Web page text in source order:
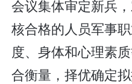
会议集体审定新兵
核合格的人员军事
度、身体和心理素
合衡量，择优确定